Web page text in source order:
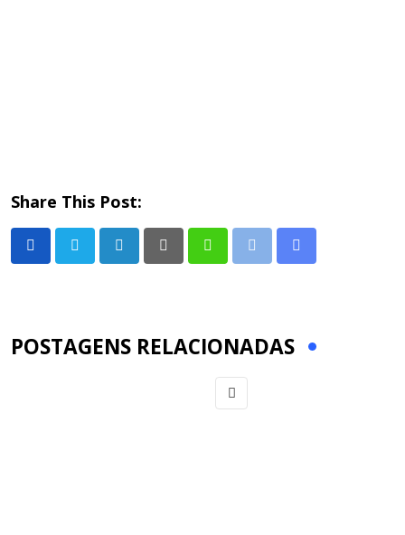
Share This Post:
POSTAGENS RELACIONADAS